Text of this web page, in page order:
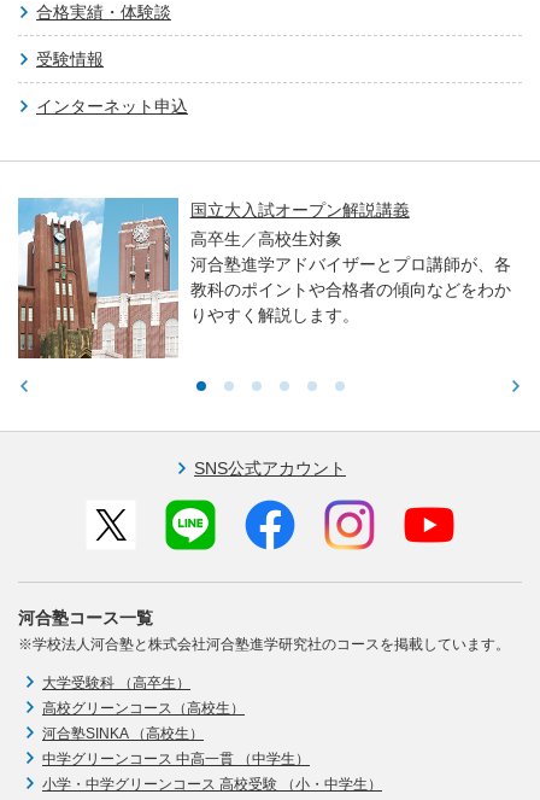
合格実績・体験談
受験情報
インターネット申込
国立大入試オープン解説講義
高卒生／高校生対象
河合塾進学アドバイザーとプロ講師が、各
教科のポイントや合格者の傾向などをわか
りやすく解説します。
SNS公式アカウント
河合塾コース一覧
※学校法人河合塾と株式会社河合塾進学研究社のコースを掲載しています。
大学受験科 （高卒生）
高校グリーンコース（高校生）
河合塾SINKA （高校生）
中学グリーンコース 中高一貫 （中学生）
小学・中学グリーンコース 高校受験 （小・中学生）